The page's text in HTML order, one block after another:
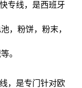
专线，是西班牙
，粉饼，粉末，
。
，是专门针对欧